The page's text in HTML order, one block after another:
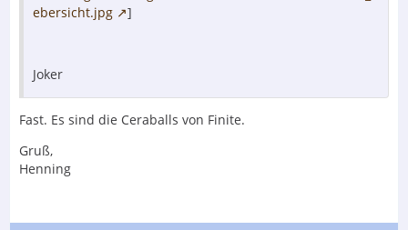
ebersicht.jpg
]
Joker
Fast. Es sind die Ceraballs von Finite.
Gruß,
Henning